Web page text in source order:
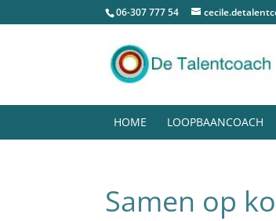
06-307 777 54
HOME LOOPBAANCOACH
Samen op